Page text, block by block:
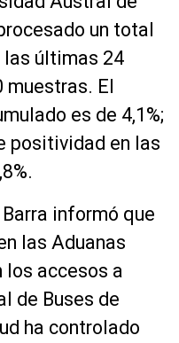
un total
las últimas 24
muestras. El
es de 4,1%;
positividad en las
informó que
las Aduanas
accesos a
de Buses de
ha controlado